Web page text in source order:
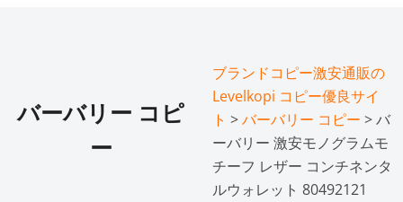
バーバリー コピ
ー
ブランドコピー激安通販の
Levelkopi コピー優良サイ
ト >バーバリー コピー > バ
ーバリー 激安モノグラムモ
チーフ レザー コンチネンタ
ルウォレット 80492121